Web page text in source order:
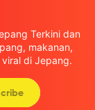
Terkini dan
makanan,
di Jepang.